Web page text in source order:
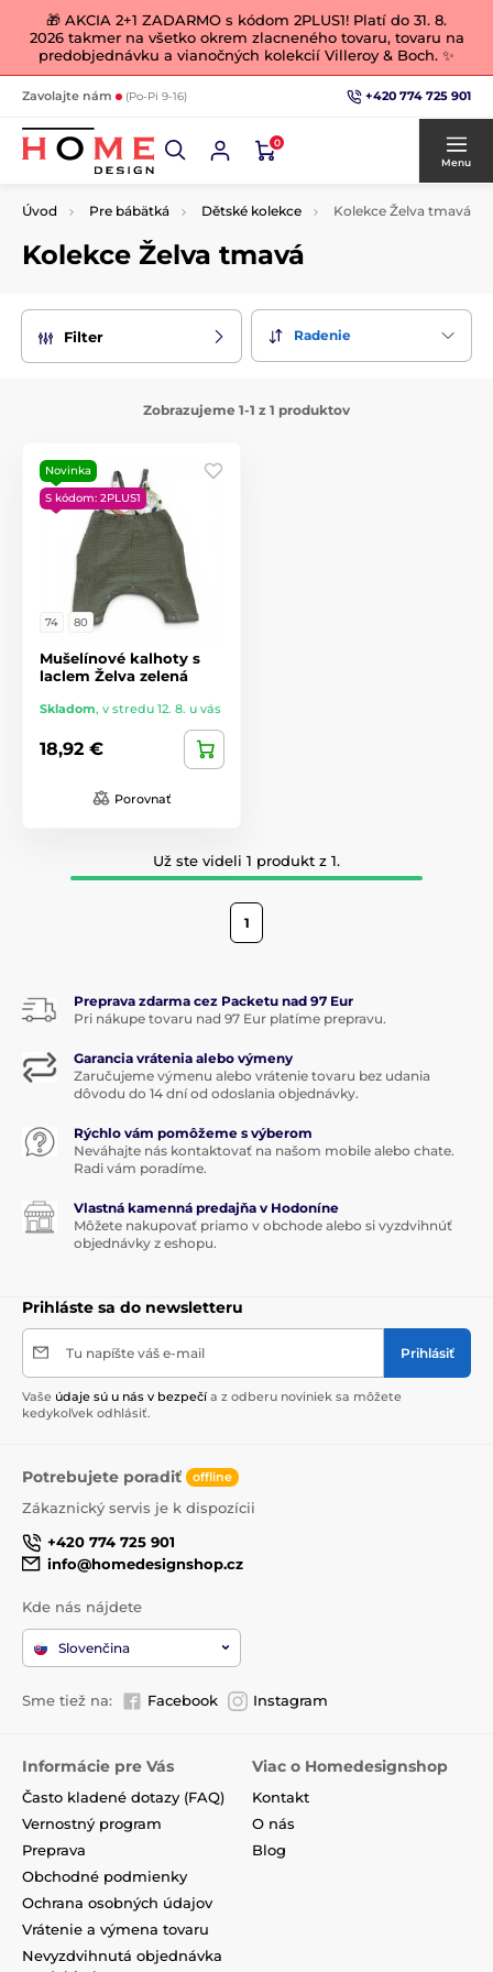
🎁 AKCIA 2+1 ZADARMO s kódom 2PLUS1! Platí do 31. 8.
2026 takmer na všetko okrem zlacneného tovaru, tovaru na
predobjednávku a vianočných kolekcií Villeroy & Boch. ✨
Zavolajte nám (Po-Pi 9-16) +420 774 725 901
0
Menu
Úvod Pre bábätká Dětské kolekce Kolekce Želva tmavá
Kolekce Želva tmavá
Filter Radenie
Zobrazujeme 1-1 z 1 produktov
Novinka
S kódom: 2PLUS1
74 80
Mušelínové kalhoty s
laclem Želva zelená
Skladom, v stredu 12. 8. u vás
18,92 €
Porovnať
Už ste videli 1 produkt z 1.
1
Preprava zdarma cez Packetu nad 97 Eur
Pri nákupe tovaru nad 97 Eur platíme prepravu.
Garancia vrátenia alebo výmeny
Zaručujeme výmenu alebo vrátenie tovaru bez udania
dôvodu do 14 dní od odoslania objednávky.
Rýchlo vám pomôžeme s výberom
Neváhajte nás kontaktovať na našom mobile alebo chate.
Radi vám poradíme.
Vlastná kamenná predajňa v Hodoníne
Môžete nakupovať priamo v obchode alebo si vyzdvihnúť
objednávky z eshopu.
Prihláste sa do newsletteru
Tu napíšte váš e-mail Prihlásiť
Vaše údaje sú u nás v bezpečí a z odberu noviniek sa môžete
kedykoľvek odhlásiť.
Potrebujete poradiť offline
Zákaznický servis je k dispozícii
+420 774 725 901
info@homedesignshop.cz
Kde nás nájdete
Slovenčina
Sme tiež na: Facebook Instagram
Informácie pre Vás
Často kladené dotazy (FAQ)
Vernostný program
Preprava
Obchodné podmienky
Ochrana osobných údajov
Vrátenie a výmena tovaru
Nevyzdvihnutá objednávka
Viac o Homedesignshop
Kontakt
O nás
Blog